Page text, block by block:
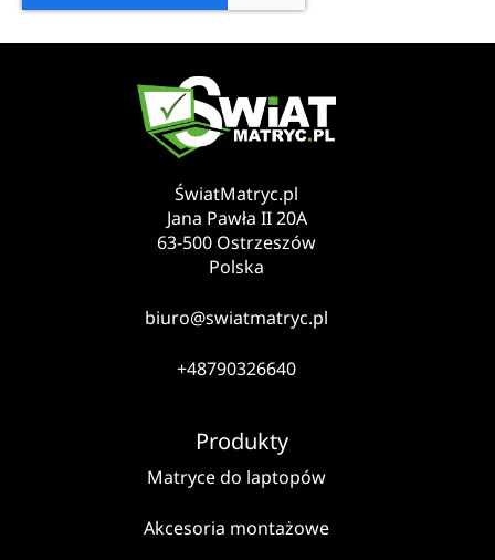
ŚwiatMatryc.pl
Jana Pawła II 20A
63-500 Ostrzeszów
Polska
biuro@swiatmatryc.pl
+48790326640
Produkty
Matryce do laptopów
Akcesoria montażowe